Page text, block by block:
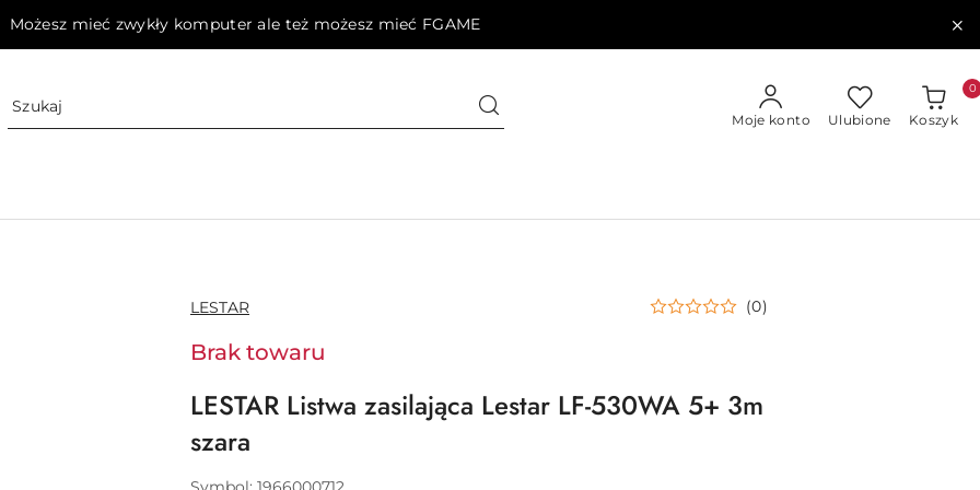
Możesz mieć zwykły komputer ale też możesz mieć FGAME
Moje konto Ulubione Koszyk
0
NAZWA
PRODUCENTA:
LESTAR (0)
Brak towaru
LESTAR Listwa zasilająca Lestar LF-530WA 5+ 3m
szara